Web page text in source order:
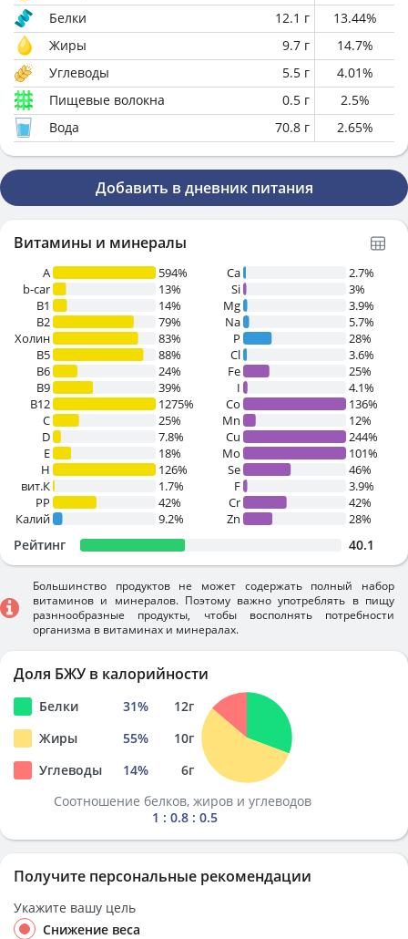
Белки
12.1 г 13.44%
Жиры
9.7 г 14.7%
Углеводы
5.5 г 4.01%
Пищевые волокна
0.5 г 2.5%
Вода
70.8 г 2.65%
Добавить в дневник питания
Витамины и минералы
A
594%
b-car
13%
В1
14%
B2
79%
Холин
83%
B5
88%
B6
24%
B9
39%
B12
1275%
C
25%
D
7.8%
E
18%
H
126%
вит.К
1.7%
PP
42%
Калий
9.2%
Ca
2.7%
Si
3%
Mg
3.9%
Na
5.7%
P
28%
Cl
3.6%
Fe
25%
I
4.1%
Co
136%
Mn
12%
Cu
244%
Mo
101%
Se
46%
F
3.9%
Cr
42%
Zn
28%
Рейтинг 40.1
Большинство продуктов не может содержать полный набор
витаминов и минералов. Поэтому важно употреблять в пищу
разннообразные продукты, чтобы восполнять потребности
организма в витаминах и минералах.
Доля БЖУ в калорийности
Белки 31% 12г
Жиры
55% 10г
Углеводы
14% 6г
Соотношение белков, жиров и углеводов
1 : 0.8 : 0.5
Получите персональные рекомендации
Укажите вашу цель
Снижение веса